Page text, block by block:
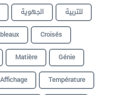
الجهوية
للتربية
Croisés
Matière
Génie
Affichage
Température